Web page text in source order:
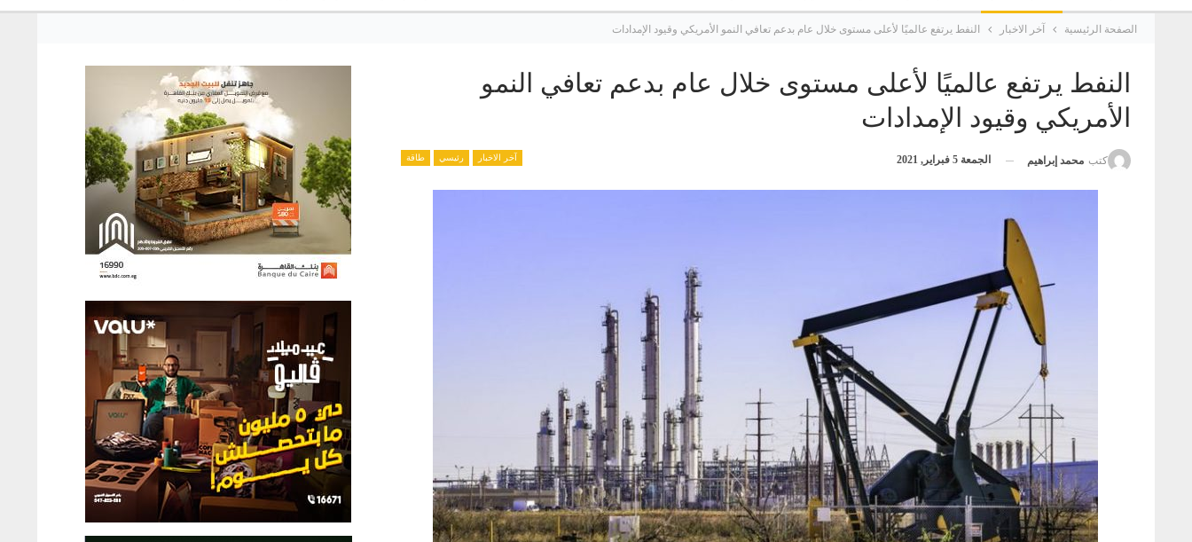
الصفحة الرئيسية آخر الاخبار النفط يرتفع عالميًا لأعلى مستوى خلال عام بدعم تعافي النمو الأمريكي وقيود الإمدادات
النفط يرتفع عالميًا لأعلى مستوى خلال عام بدعم تعافي النمو
الأمريكي وقيود الإمدادات
آخر الاخبار رئيسي طاقة كتب محمد إبراهيم الجمعة 5 فبراير, 2021